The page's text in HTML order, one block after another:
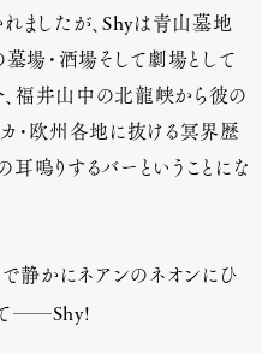
ましたが、Shyは青山墓地
場・酒場そして劇場として
福井山中の北龍峡から彼の
・欧州各地に抜ける冥界歴
鳴りするバーということにな
静かにネアンのネオンにひ
──Shy!